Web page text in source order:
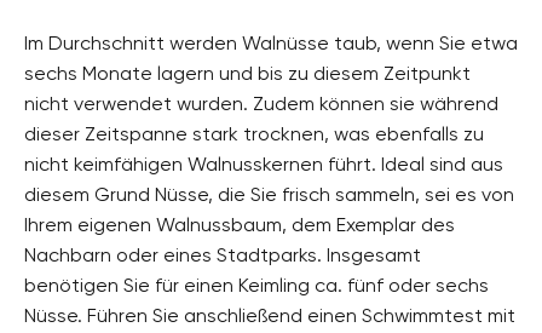
Im Durchschnitt werden Walnüsse taub, wenn Sie etwa
sechs Monate lagern und bis zu diesem Zeitpunkt
nicht verwendet wurden. Zudem können sie während
dieser Zeitspanne stark trocknen, was ebenfalls zu
nicht keimfähigen Walnusskernen führt. Ideal sind aus
diesem Grund Nüsse, die Sie frisch sammeln, sei es von
Ihrem eigenen Walnussbaum, dem Exemplar des
Nachbarn oder eines Stadtparks. Insgesamt
benötigen Sie für einen Keimling ca. fünf oder sechs
Nüsse. Führen Sie anschließend einen Schwimmtest mit